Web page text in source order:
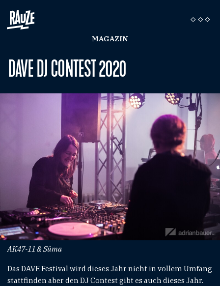
MAGAZIN
DAVE DJ CONTEST 2020
AK47-11 & Sûma
Das DAVE Festival wird dieses Jahr nicht in vollem Umfang
stattfinden aber den DJ Contest gibt es auch dieses Jahr.